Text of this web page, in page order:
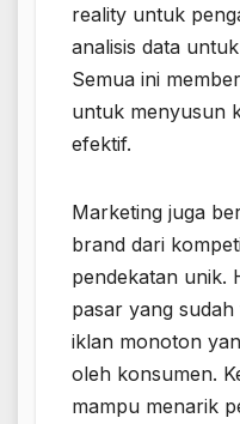
reality untuk
analisis data
Semua ini
untuk menyusun
efektif.
Marketing juga
brand dari
pendekatan unik.
pasar yang
iklan monoton
oleh konsumen.
mampu menarik